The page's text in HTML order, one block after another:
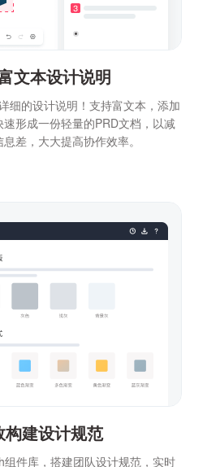
文本设计说明
细的设计说明！支持富文本，添加
形成一份轻量的PRD文档，以减
差，大大提高协作效率。
构建设计规范
件库，搭建团队设计规范，实时